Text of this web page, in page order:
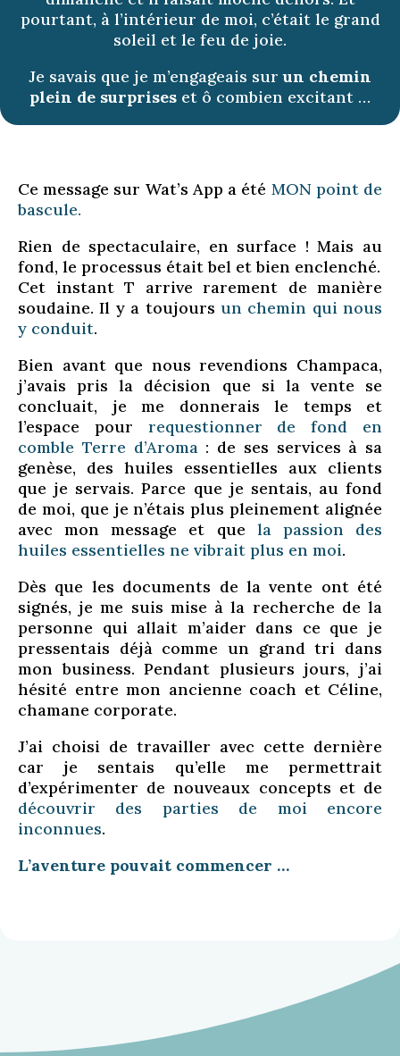
pourtant, à l’intérieur de moi, c’était le grand
soleil et le feu de joie.
Je savais que je m’engageais surun chemin
plein de surprises et ô combien excitant …
Ce message sur Wat’s App a été MON point de
bascule.
Rien de spectaculaire, en surface ! Mais au
fond, le processus était bel et bien enclenché.
Cet instant T arrive rarement de manière
soudaine. Il y a toujours un chemin qui nous
y conduit.
Bien avant que nous revendions Champaca,
j’avais pris la décision que si la vente se
concluait, je me donnerais le temps et
l’espace pour requestionner de fond en
comble Terre d’Aroma: de ses services à sa
genèse, des huiles essentielles aux clients
que je servais. Parce que je sentais, au fond
de moi, que je n’étais plus pleinement alignée
avec mon message et que la passion des
huiles essentielles ne vibrait plus en moi.
Dès que les documents de la vente ont été
signés, je me suis mise à la recherche de la
personne qui allait m’aider dans ce que je
pressentais déjà comme un grand tri dans
mon business. Pendant plusieurs jours, j’ai
hésité entre mon ancienne coach et Céline,
chamane corporate.
J’ai choisi de travailler avec cette dernière
car je sentais qu’elle me permettrait
d’expérimenter de nouveaux concepts et de
découvrir des parties de moi encore
inconnues.
L’aventure pouvait commencer …